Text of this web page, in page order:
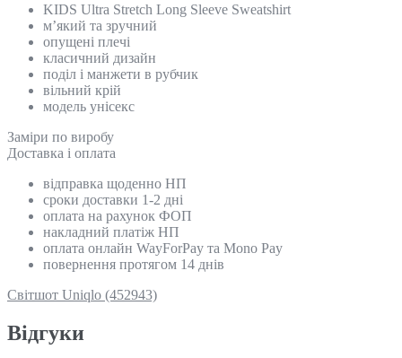
KIDS Ultra Stretch Long Sleeve Sweatshirt
м’який та зручний
опущені плечі
класичний дизайн
поділ і манжети в рубчик
вільний крій
модель унісекс
Замiри по виробу
Доставка і оплата
відправка щоденно НП
сроки доставки 1-2 дні
оплата на рахунок ФОП
накладний платіж НП
оплата онлайн WayForPay та Mono Pay
повернення протягом 14 днів
Світшот Uniqlo (452943)
Відгуки